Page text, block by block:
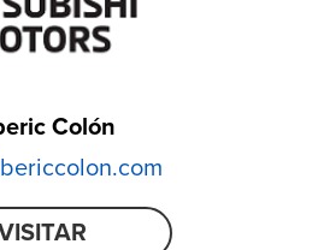
Colón